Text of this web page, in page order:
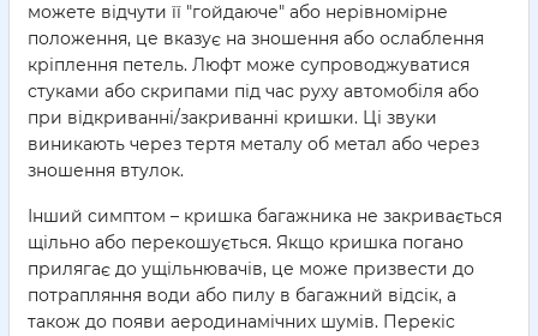
можете відчути її "гойдаюче" або нерівномірне
положення, це вказує на зношення або ослаблення
кріплення петель. Люфт може супроводжуватися
стуками або скрипами під час руху автомобіля або
при відкриванні/закриванні кришки. Ці звуки
виникають через тертя металу об метал або через
зношення втулок.
Інший симптом – кришка багажника не закривається
щільно або перекошується. Якщо кришка погано
прилягає до ущільнювачів, це може призвести до
потрапляння води або пилу в багажний відсік, а
також до появи аеродинамічних шумів. Перекіс